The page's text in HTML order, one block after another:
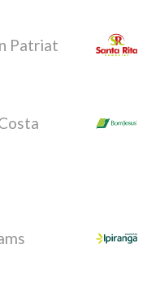
Patriat